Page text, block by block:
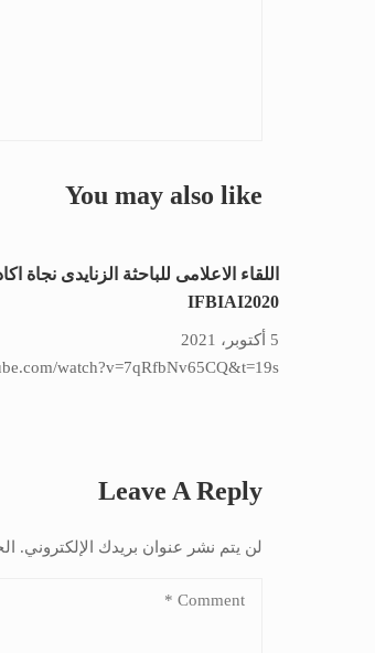
You may also like
اللقاء الاعلامى للباحثة الزنايدى نجاة
IFBIAI2020
5 أكتوبر، 2021
watch?v=7qRfbNv65CQ&t=19s
Leave A Reply
لن يتم نشر عنوان بريدك الإلكتروني.